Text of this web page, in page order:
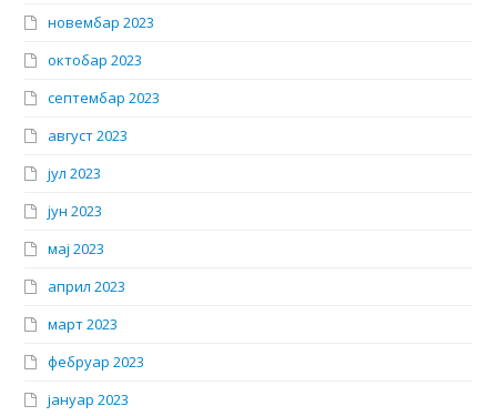
новембар 2023
октобар 2023
септембар 2023
август 2023
јул 2023
јун 2023
мај 2023
април 2023
март 2023
фебруар 2023
јануар 2023